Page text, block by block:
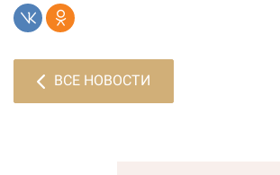
ВСЕ НОВОСТИ